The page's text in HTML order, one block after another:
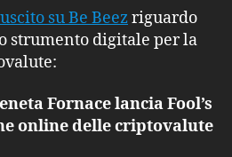
racconta
Fool’s
Tools
su Be Beezriguardo
strumento digitale per la
Fornace lancia Fool’s
online delle criptovalute